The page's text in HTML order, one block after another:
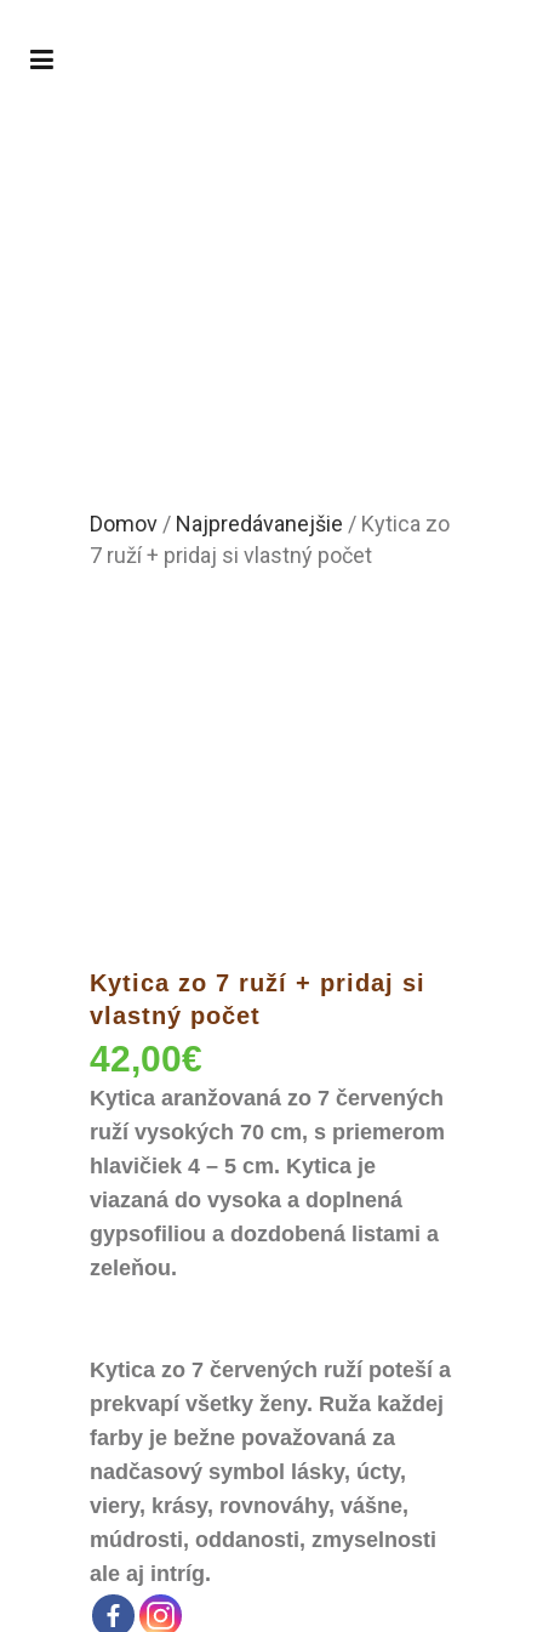
Domov / Najpredávanejšie / Kytica zo
7 ruží + pridaj si vlastný počet
Kytica zo 7 ruží + pridaj si
vlastný počet
42,00€
Kytica aranžovaná zo 7 červených
ruží vysokých 70 cm, s priemerom
hlavičiek 4 – 5 cm. Kytica je
viazaná do vysoka a doplnená
gypsofiliou a dozdobená listami a
zeleňou.
Kytica zo 7 červených ruží poteší a
prekvapí všetky ženy. Ruža každej
farby je bežne považovaná za
nadčasový symbol lásky, úcty,
viery, krásy, rovnováhy, vášne,
múdrosti, oddanosti, zmyselnosti
ale aj intríg.